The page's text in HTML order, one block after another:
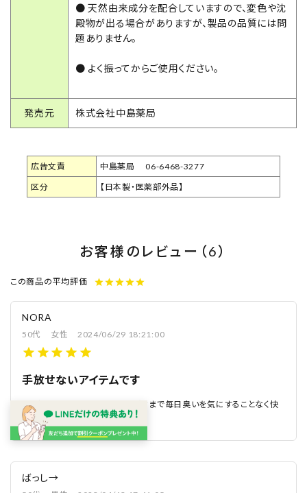
● 天然由来成分を配合していますので、変色や沈
殿物が出る場合がありますが、製品の品質には問
題ありません。
● よく振ってからご使用ください。
発売元 株式会社中島薬局
広告文責
中島薬局 06-6468-3277
区分
【日本製・医薬部外品】
お客様のレビュー（6）
この商品の平均評価 starstarstarstarstar
NORA
50代 女性 2024/06/29 18:21:00
手放せないアイテムです
もう何年も愛用してます。おかげさまで毎日臭いを気にすることなく快
適に過ごせてることに感謝です★
ばっし→